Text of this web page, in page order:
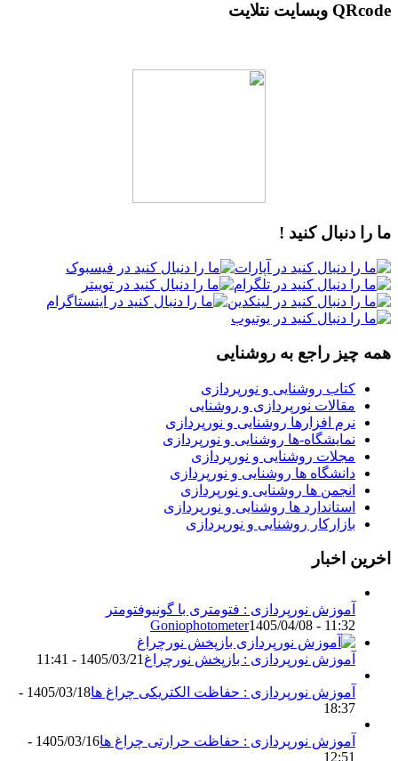
QRcode وبسایت نتلایت
ما را دنبال کنید !
همه چیز راجع به روشنایی
کتاب روشنایی و نورپردازی
مقالات نورپردازی و روشنایی
نرم افزارها روشنایی و نورپردازی
نمایشگاه-ها روشنایی و نورپردازی
مجلات روشنایی و نورپردازی
دانشگاه ها روشنایی و نورپردازی
انجمن ها روشنایی و نورپردازی
استاندارد ها روشنایی و نورپردازی
بازارکار روشنایی و نورپردازی
اخرین اخبار
آموزش نورپردازی : فتومتری با گونیوفتومتر
Goniophotometer1405/04/08 - 11:32
آموزش نورپردازی : بازپخش نورچراغ 1405/03/21 - 11:41
آموزش نورپردازی : حفاظت الکتریکی چراغ ها
1405/03/18 -
18:37
آموزش نورپردازی : حفاظت حرارتی چراغ ها
1405/03/16 -
12:51